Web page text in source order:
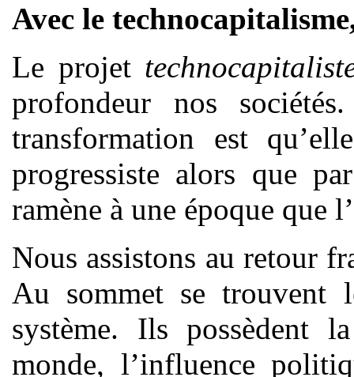
Avec le
Le projet
profondeur nos
transformation est
progressiste alors que
ramène à une époque que
Nous assistons au retour
Au sommet se trouvent
système. Ils possèdent
monde, l’influence